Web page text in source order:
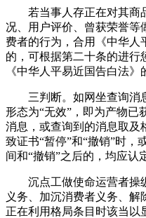
若当事人存正在对其商
况、用户评价、曾获荣誉等
费者的行为，合用《中华人
的，可根据第二十条的进行
《中华人平易近国告白法》
三判断。如网坐查询消
形态为“无效”，即为产物已
消息，或查询到的消息取及
致证书“暂停”和“撤销”时，
间和“撤销”之后的，均应认
沉点工做使命运营者操
义务、加沉消费者义务、
正在利用格局条目时该当以